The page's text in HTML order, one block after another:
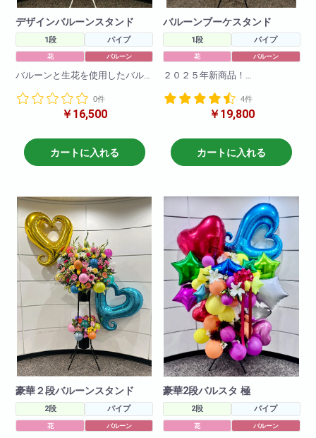
デザインバルーンスタンド
1段 パイプ
花 バルーン
バルーンと生花を使用したバル
バルーンや生花のお色の変更も
H190
W80
0件
￥16,500
カートに入れる
バルーンブーケスタンド
1段 パイプ
花 バルーン
２０２５年新商品！
が登場！
まだ日本では珍しいスタンド花
てます！
バルーンを使ってさらに可愛く
なりました
急な御注文にも対応しておりま
すので直接当店までお問い合わ
せ下さい!
※写真はイメージです
仕入れ状況により花材は変動い
たしますので
何卒ご了承ください。
4件
￥19,800
カートに入れる
豪華２段バルーンスタンド
2段 パイプ
花 バルーン
豪華2段バルスタ 極
2段 パイプ
花 バルーン